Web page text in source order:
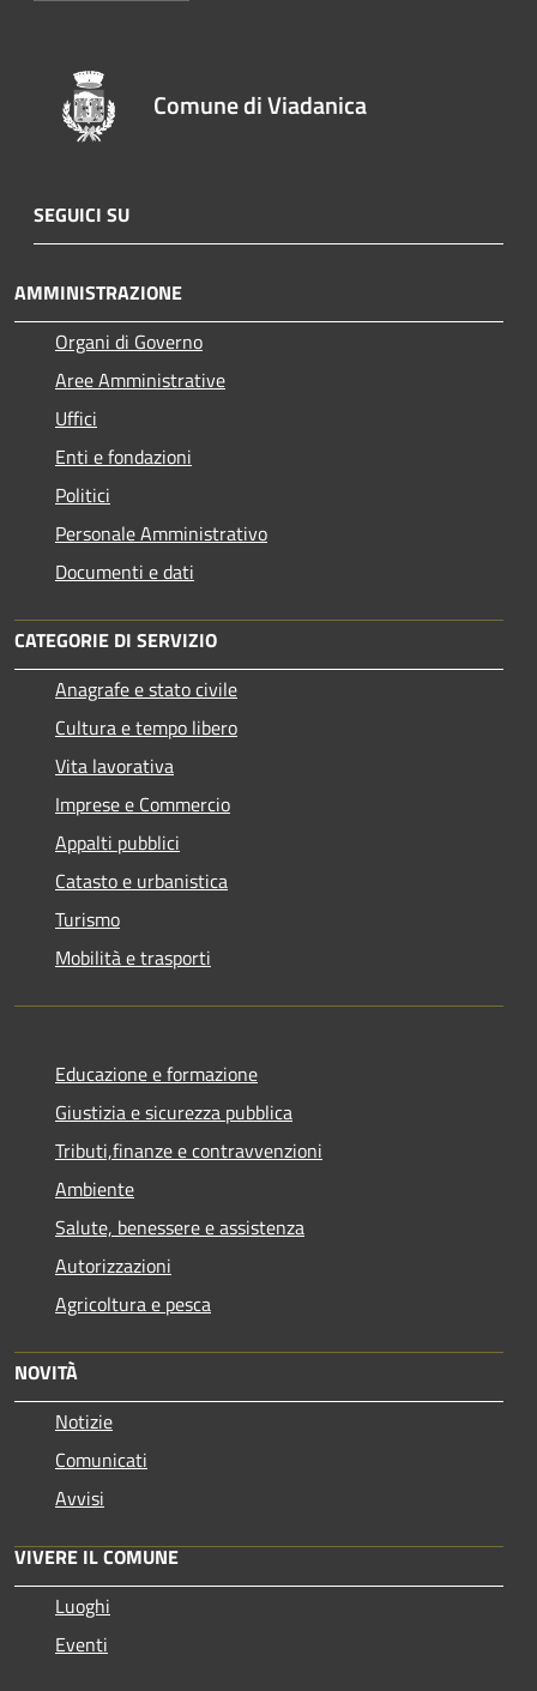
Comune di Viadanica
SEGUICI SU
AMMINISTRAZIONE
Organi di Governo
Aree Amministrative
Uffici
Enti e fondazioni
Politici
Personale Amministrativo
Documenti e dati
CATEGORIE DI SERVIZIO
Anagrafe e stato civile
Cultura e tempo libero
Vita lavorativa
Imprese e Commercio
Appalti pubblici
Catasto e urbanistica
Turismo
Mobilità e trasporti
Educazione e formazione
Giustizia e sicurezza pubblica
Tributi,finanze e contravvenzioni
Ambiente
Salute, benessere e assistenza
Autorizzazioni
Agricoltura e pesca
NOVITÀ
Notizie
Comunicati
Avvisi
VIVERE IL COMUNE
Luoghi
Eventi